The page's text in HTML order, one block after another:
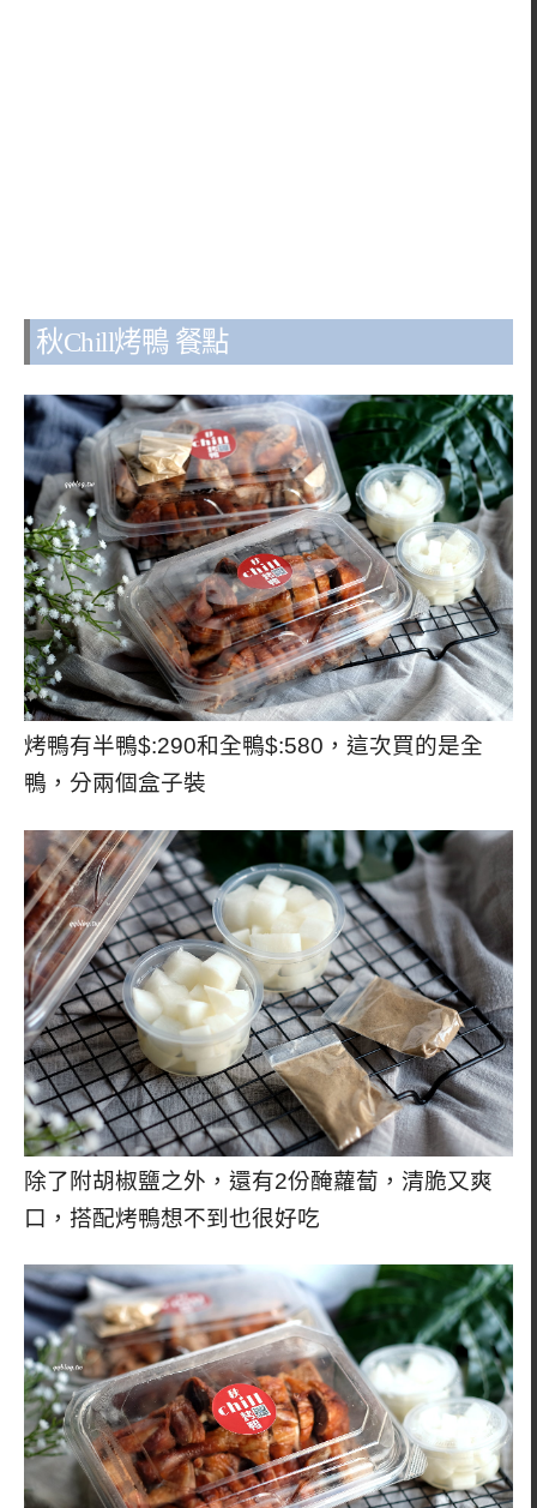
秋Chill烤鴨 餐點
烤鴨有半鴨$:290和全鴨$:580，這次買的是全
鴨，分兩個盒子裝
除了附胡椒鹽之外，還有2份醃蘿蔔，清脆又爽
口，搭配烤鴨想不到也很好吃